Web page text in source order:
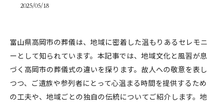
2025/05/18
富山県高岡市の葬儀は、地域に密着した温もりあるセレモニ
ーとして知られています。本記事では、地域文化と風習が息
づく高岡市の葬儀式の違いを探ります。故人への敬意を表し
つつ、ご遺族や参列者にとって心温まる時間を提供するため
の工夫や、地域ごとの独自の伝統についてご紹介します。地